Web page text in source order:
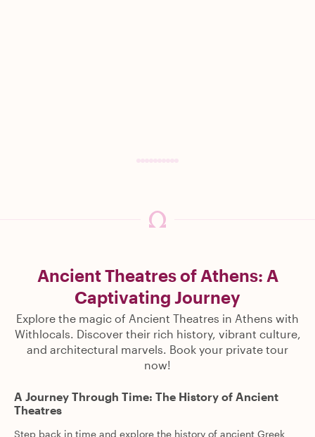
Ancient Theatres of Athens: A
Captivating Journey
Explore the magic of Ancient Theatres in Athens with
Withlocals. Discover their rich history, vibrant culture,
and architectural marvels. Book your private tour
now!
A Journey Through Time: The History of Ancient
Theatres
Step back in time and explore the history of ancient Greek